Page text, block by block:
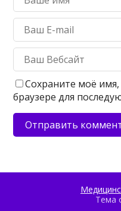
Сохраните моё имя,
браузере для
Тема